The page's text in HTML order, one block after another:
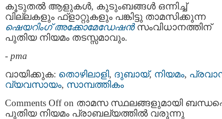
കൂടുതൽ ആളുകൾ, കുടുംബങ്ങൾ ഒന്നിച്ച്
വില്ലകളും ഫ്‌ളാറ്റുകളും പങ്കിട്ടു താമസിക്കുന്ന
ഷെയറിംഗ് അക്കോമേഡേഷൻ സംവിധാനത്തിന്
പുതിയ നിയമം തടസ്സമാവും.
- pma
വായിക്കുക: തൊഴിലാളി, ദുബായ്‌, നിയമം,
വ്യവസായം, സാമ്പത്തികം
Comments Offon താമസ സ്ഥലങ്ങളുമായി
പുതിയ നിയമം പ്രാബല്യത്തിൽ വരുന്നു